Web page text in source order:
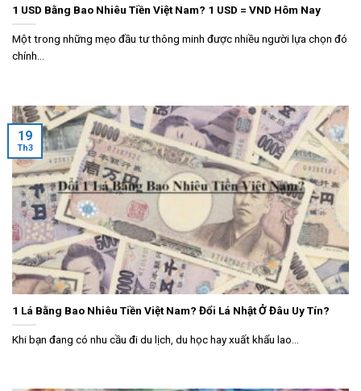
1 USD Bằng Bao Nhiêu Tiền Việt Nam? 1 USD = VND Hôm Nay
Một trong những mẹo đầu tư thông minh được nhiều người lựa chọn đó
chính...
1 Lá Bằng Bao Nhiêu Tiền Việt Nam? Đổi Lá Nhật Ở Đâu Uy Tín?
Khi bạn đang có nhu cầu đi du lịch, du học hay xuất khẩu lao...
19
Th3